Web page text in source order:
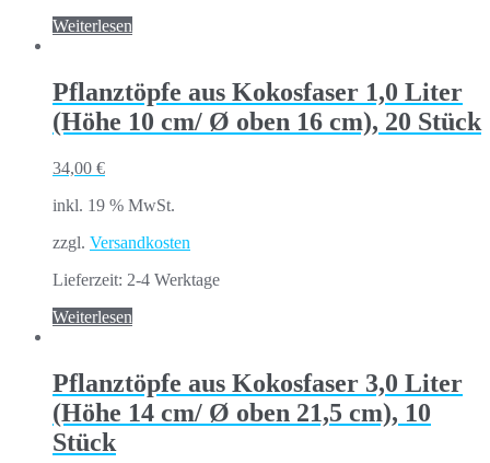
Weiterlesen
Pflanztöpfe aus Kokosfaser 1,0 Liter
(Höhe 10 cm/ Ø oben 16 cm), 20 Stück
34,00 €
inkl. 19 % MwSt.
zzgl. Versandkosten
Lieferzeit: 2-4 Werktage
Weiterlesen
Pflanztöpfe aus Kokosfaser 3,0 Liter
(Höhe 14 cm/ Ø oben 21,5 cm), 10
Stück